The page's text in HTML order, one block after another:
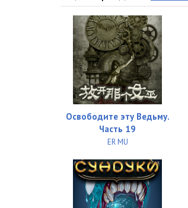
Освободите эту Ведьму.
Часть 19
ER MU